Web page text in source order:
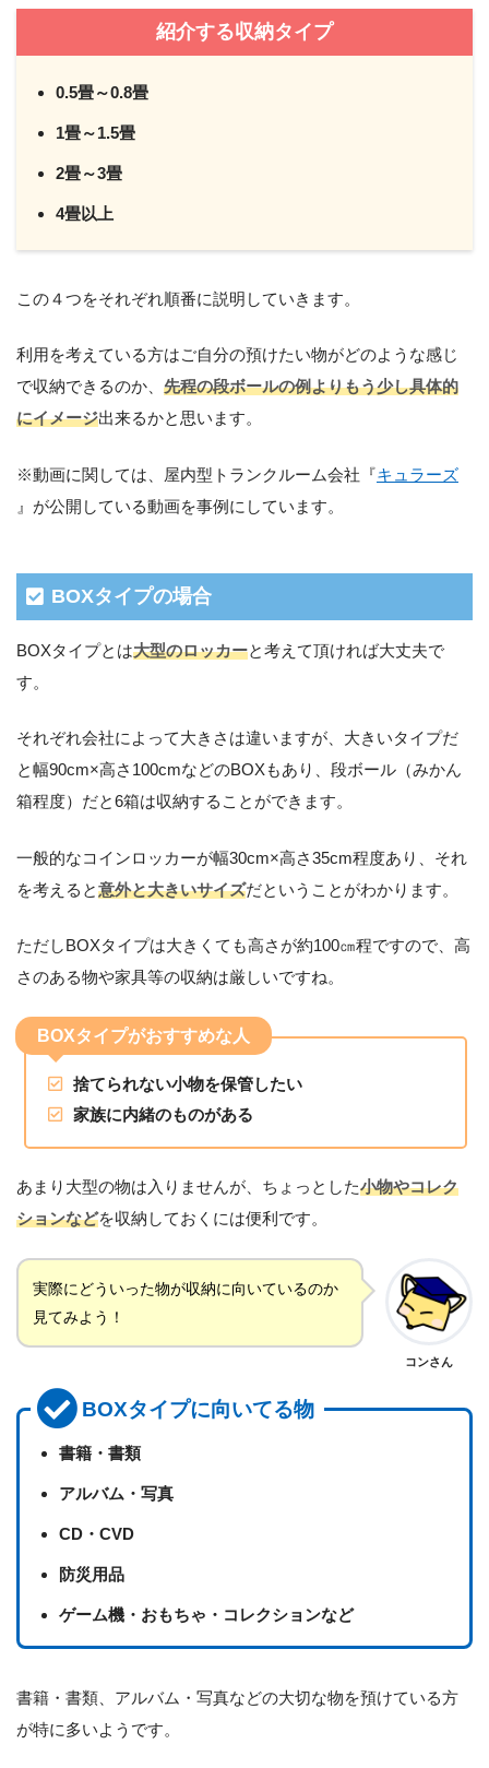
紹介する収納タイプ
0.5畳～0.8畳
1畳～1.5畳
2畳～3畳
4畳以上
この４つをそれぞれ順番に説明していきます。
利用を考えている方はご自分の預けたい物がどのような感じ
で収納できるのか、 先程の段ボールの例よりもう少し具体的
にイメージ出来るかと思います。
※動画に関しては、屋内型トランクルーム会社『キュラーズ
』が公開している動画を事例にしています。
BOXタイプの場合
BOXタイプとは大型のロッカーと考えて頂ければ大丈夫で
す。
それぞれ会社によって大きさは違いますが、大きいタイプだ
と幅90cm×高さ100cmなどのBOXもあり、段ボール（みかん
箱程度）だと6箱は収納することができます。
一般的なコインロッカーが幅30cm×高さ35cm程度あり、それ
を考えると意外と大きいサイズだということがわかります。
ただしBOXタイプは大きくても高さが約100㎝程ですので、高
さのある物や家具等の収納は厳しいですね。
BOXタイプがおすすめな人
捨てられない小物を保管したい
家族に内緒のものがある
あまり大型の物は入りませんが、ちょっとした小物やコレク
ションなどを収納しておくには便利です。
実際にどういった物が収納に向いているのか
見てみよう！
コンさん
BOXタイプに向いてる物
書籍・書類
アルバム・写真
CD・CVD
防災用品
ゲーム機・おもちゃ・コレクションなど
書籍・書類、アルバム・写真などの大切な物を預けている方
が特に多いようです。